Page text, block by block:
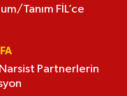
Tanım FİL’ce
Partnerlerin